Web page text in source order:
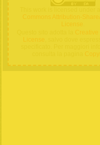
Commons Attribution-
License
Creative
License